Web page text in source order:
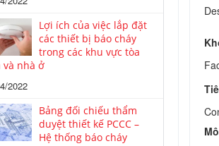
Lợi ích của việc lắp đặt
các thiết bị báo cháy
trong các khu vực tòa
và nhà ở
2022
Bảng đối chiếu thẩm
duyệt thiết kế PCCC –
Hệ thống báo cháy